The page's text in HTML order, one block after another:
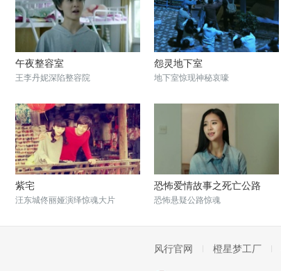
午夜整容室
王李丹妮深陷整容院
怨灵地下室
地下室惊现神秘哀嚎
紫宅
汪东城佟丽娅演绎惊魂大片
恐怖爱情故事之死亡公路
恐怖悬疑公路惊魂
风行官网 橙星梦工厂